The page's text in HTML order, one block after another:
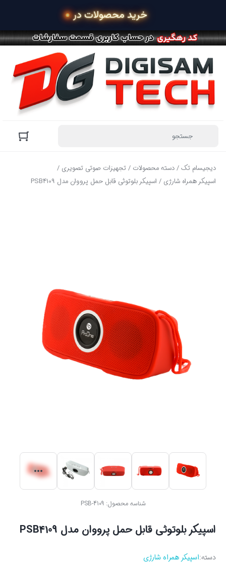
دیجیسام تک/دسته محصولات /تجهیزات صوتی تصویری /
اسپیکر همراه شارژی / اسپیکر بلوتوثی قابل حمل پرووان مدل PSB4109
شناسه محصول:PSB-4109
اسپیکر بلوتوثی قابل حمل پرووان مدل PSB4109
دسته:اسپیکر همراه شارژی
خرید محصولات در 4 قسط با ا